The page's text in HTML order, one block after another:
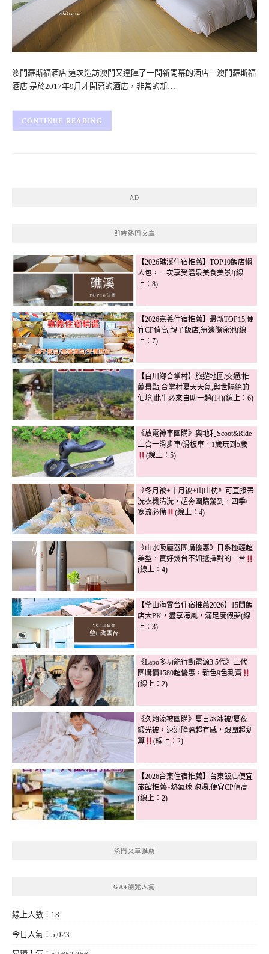
澳門羅斯福酒店 這次造訪澳門又達陣了一間新開幕的酒店－澳門羅斯福
酒店 是於2017年9月才開幕的酒店，非常的新…
CONTINUE READING
AD
即時熱門文章
【2026礁溪住宿推薦】TOP10飯店懶
人包，一次享受溫泉美食美景!(線
上：8)
【2026嘉義住宿推薦】最新TOP15,便
宜CP值高,親子飯店,無邊際泳池(線
上：7)
【白川鄉合掌村】旅遊地圖/交通/推
薦景點,合掌村夏天天氣,與世隔絕的
仙境,此生必來自助一趟(14)(線上：6)
《放電神車團購》奧地利Scoot&Ride
二合一滑步車/滑板車，1歲玩到5歲
(線上：5)
《冬月被+十月被+山山枕》可直接丟
洗衣機清洗，超夯團購駕到，四季/
寒流必備
(線上：4)
《山水吸塵器團購優惠》日系極輕超
美型，買好幾台不如選擇對的一台
(線上：4)
【釜山海雲台住宿推薦2026】15間飯
店大PK，盡享海風，滿足度假夢(線
上：3)
《Lapo多功能行動電源3.5代》三代
團購價1580超優惠，新色9色到齊
(線上：2)
《久賴涼被團購》夏日冰冰被/夏夜
緞光被，速涼降溫超有感，跟團超划
算
(線上：2)
【2026台東住宿推薦】台東飯店便宜
旅館推薦~熱氣球.泡湯.便宜CP值高
(線上：2)
熱門文章推薦
GA4瀏覽人氣
線上人數：18
今日人氣：5,023